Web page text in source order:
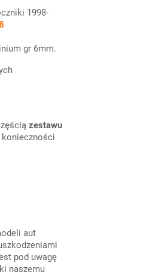
1998-
gr 6mm.
zestawu
aut
pod uwagę
naszemu